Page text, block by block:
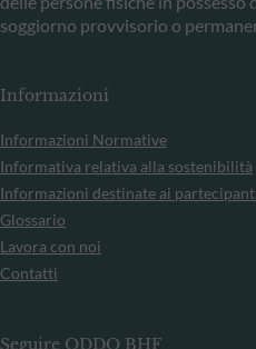
soggiorno provvisorio o
Informazioni
Informazioni Normative
Informativa relativa alla sostenibilità
Informazioni destinate ai
Glossario
Lavora con noi
Contatti
Seguire ODDO BHF